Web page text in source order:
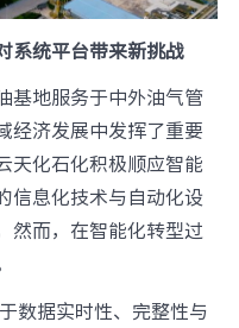
系统平台带来新挑战
基地服务于中外油气管
经济发展中发挥了重要
天化石化积极顺应智能
信息化技术与自动化设
然而，在智能化转型过
数据实时性、完整性与